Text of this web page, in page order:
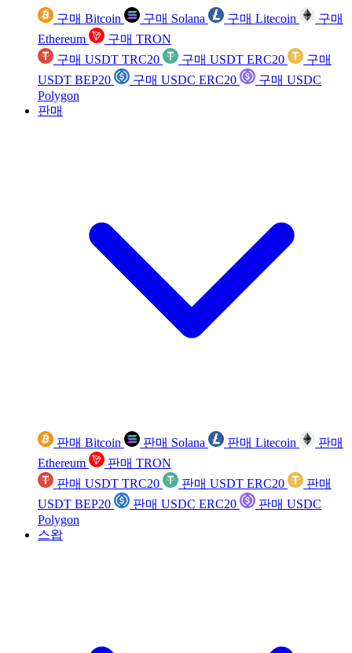
구매 Bitcoin 구매 Solana 구매 Litecoin
구매
Ethereum
구매 TRON
구매 USDT TRC20
구매 USDT ERC20
구매
USDT BEP20
구매 USDC ERC20
구매 USDC
Polygon
판매
판매 Bitcoin 판매 Solana 판매 Litecoin
판매
Ethereum
판매 TRON
판매 USDT TRC20
판매 USDT ERC20
판매
USDT BEP20
판매 USDC ERC20
판매 USDC
Polygon
스왑